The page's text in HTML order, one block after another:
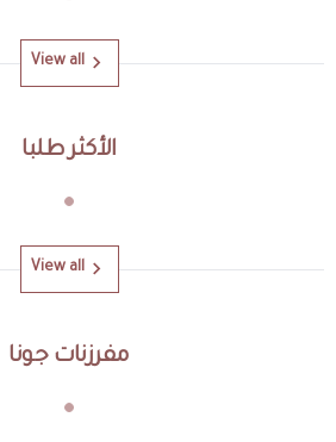
View all
الأكثر طلبا
View all
مفرزنات جونا